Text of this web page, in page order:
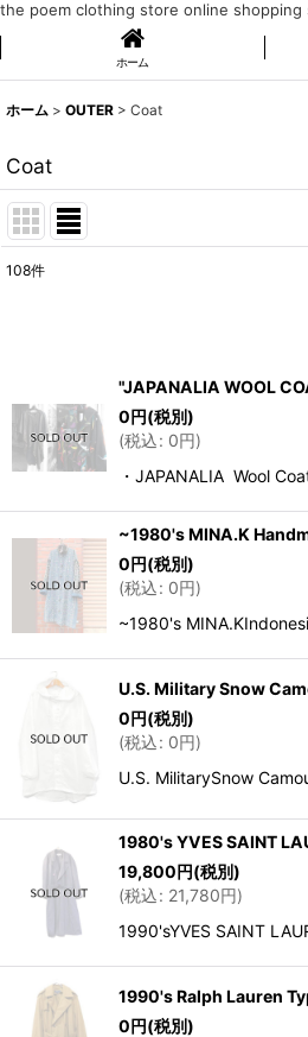
the poem clothing store online shopping
ホーム
ホーム > OUTER > Coat
Coat
並び順:
108件
"JAPANALIA WOOL
0円(税別)
(税込: 0円)
・JAPANALIA Wool
~1980's MINA.K
0円(税別)
(税込: 0円)
~1980's
U.S. Military Snow
0円(税別)
(税込: 0円)
U.S. MilitarySnow
1980's YVES SAINT
19,800円(税別)
(税込: 21,780円)
1990'sYVES SAINT
1990's Ralph Lauren
0円(税別)